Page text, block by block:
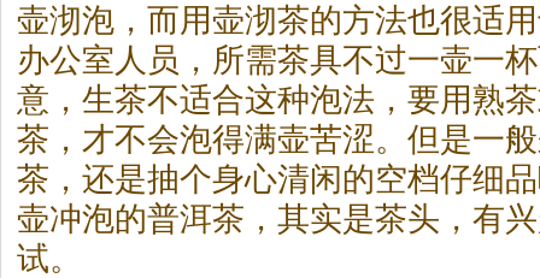
壶沏泡，而用壶沏茶的方法也很适
办公室人员，所需茶具不过一壶一
意，生茶不适合这种泡法，要用熟
茶，才不会泡得满壶苦涩。但是一
茶，还是抽个身心清闲的空档仔细
壶冲泡的普洱茶 ，其实是茶头，有
试。